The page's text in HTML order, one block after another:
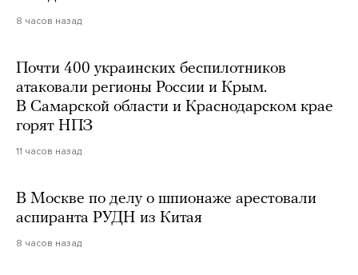
8 часов назад
Почти 400 украинских беспилотников
атаковали регионы России и Крым.
В Самарской области и Краснодарском крае
горят НПЗ
11 часов назад
В Москве по делу о шпионаже арестовали
аспиранта РУДН из Китая
8 часов назад